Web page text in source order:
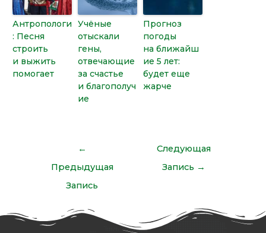
Антропологи
: Песня
строить
и выжить
помогает
Учёные
отыскали
гены,
отвечающие
за счастье
и благополуч
ие
Прогноз
погоды
на ближайш
ие 5 лет:
будет еще
жарче
←
Предыдущая
Запись
Следующая
Запись →